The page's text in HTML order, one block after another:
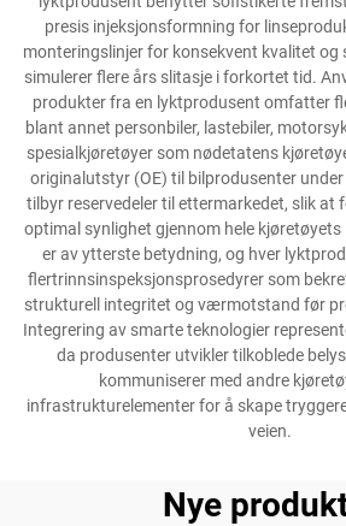
presis injeksjonsformning for
monteringslinjer for konsekvent kvalitet
simulerer flere års slitasje i forkortet tid.
produkter fra en lyktprodusent omfatter
blant annet personbiler, lastebiler,
spesialkjøretøyer som nødetatens
originalutstyr (OE) til bilprodusenter
tilbyr reservedeler til ettermarkedet, slik at
optimal synlighet gjennom hele
er av ytterste betydning, og hver
flertrinnsinspeksjonsprosedyrer som
strukturell integritet og værmotstand før
Integrering av smarte teknologier
da produsenter utvikler tilkoblede
kommuniserer med andre
infrastrukturelementer for å skape
veien.
Nye